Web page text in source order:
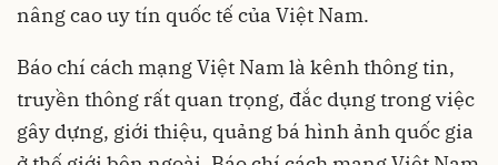
nâng cao uy tín quốc tế của Việt Nam.
Báo chí cách mạng Việt Nam là kênh thông tin,
truyền thông rất quan trọng, đắc dụng trong việc
gây dựng, giới thiệu, quảng bá hình ảnh quốc gia